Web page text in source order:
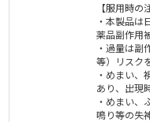
【服用時の
・本製品は
薬品副作用
・過量は副
等）リスク
・めまい、
あり、出現
・めまい、
鳴り等の失